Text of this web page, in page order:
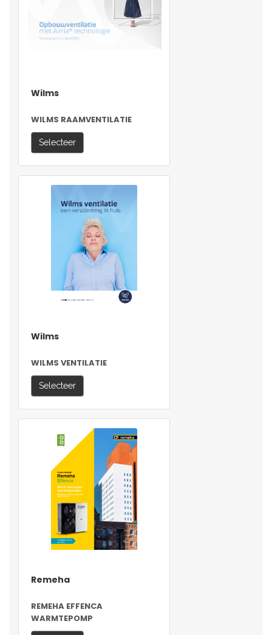
Wilms
WILMS RAAMVENTILATIE
Selecteer
Wilms
WILMS VENTILATIE
Selecteer
Remeha
REMEHA EFFENCA
WARMTEPOMP